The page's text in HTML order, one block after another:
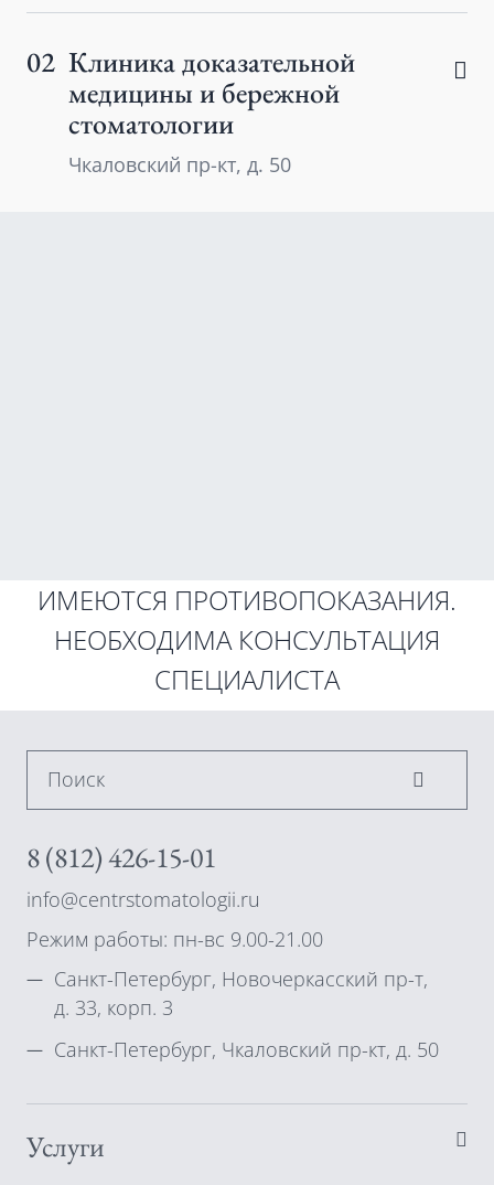
02 Клиника доказательной
медицины и бережной
стоматологии
Чкаловский пр-кт, д. 50
ИМЕЮТСЯ ПРОТИВОПОКАЗАНИЯ.
НЕОБХОДИМА КОНСУЛЬТАЦИЯ
СПЕЦИАЛИСТА
Поиск
8 (812) 426-15-01
info@centrstomatologii.ru
Режим работы: пн-вс 9.00-21.00
Санкт-Петербург, Новочеркасский пр-т,
д. 33, корп. 3
Санкт-Петербург, Чкаловский пр-кт, д. 50
Услуги